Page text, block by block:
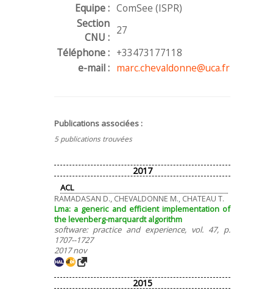
Equipe : ComSee (ISPR)
Section
CNU :
27
Téléphone : +33473177118
e-mail : marc.chevaldonne@uca.fr
Publications associées :
5 publications trouvées
2017
ACL
RAMADASAN D., CHEVALDONNE M., CHATEAU T.
Lma: a generic and efficient implementation of
the levenberg-marquardt algorithm
software: practice and experience, vol. 47, p.
1707--1727
2017 nov
2015